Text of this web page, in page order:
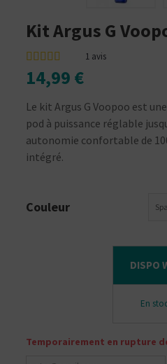
Kit Argus G
1 avis
14,99 €
Le kit Argus G Voopoo est
pod à puissance réglable
autonomie confortable de
intégré.
Couleur
DISPO
En
Temporairement en rupture